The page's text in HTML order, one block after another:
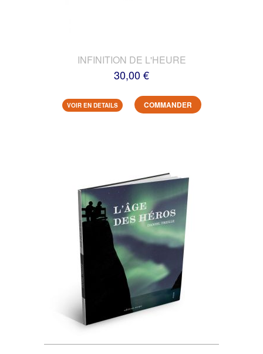
INFINITION DE L'HEURE
30,00 €
VOIR EN DETAILS COMMANDER